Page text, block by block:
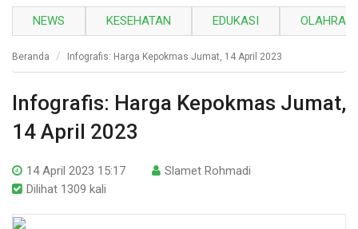
NEWS KESEHATAN EDUKASI
Beranda Infografis: Harga Kepokmas Jumat, 14 April 2023
Infografis: Harga Kepokmas Jumat,
14 April 2023
14 April 2023 15:17
Slamet Rohmadi
Dilihat 1309 kali